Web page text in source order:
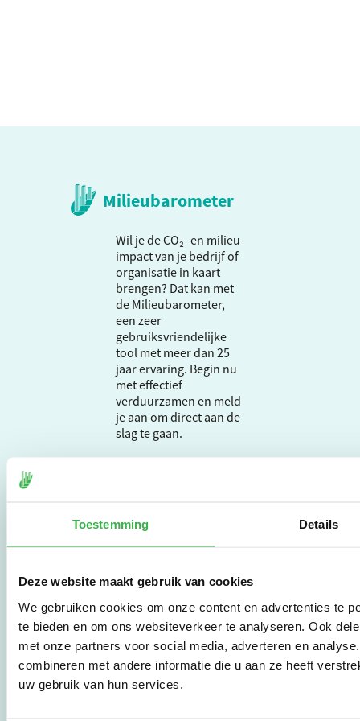
Toestemming Details
Deze website maakt gebruik van cookies
We gebruiken cookies om onze content en advertenties te
te bieden en om ons websiteverkeer te analyseren. Ook
met onze partners voor social media, adverteren en
combineren met andere informatie die u aan ze heeft
uw gebruik van hun services.
Milieubarometer
Wil je de CO₂- en milieu-
impact van je bedrijf of
organisatie in kaart
brengen? Dat kan met
de Milieubarometer,
een zeer
gebruiksvriendelijke
tool met meer dan 25
jaar ervaring. Begin nu
met effectief
verduurzamen en meld
je aan om direct aan de
slag te gaan.
Stichting Stimular.
Stichting Stimular
vertaalt de groeiende
duurzaamheid naar
praktische
instrumenten en
werkwijzen voor
bedrijven,
brancheverenigingen,
overheden en